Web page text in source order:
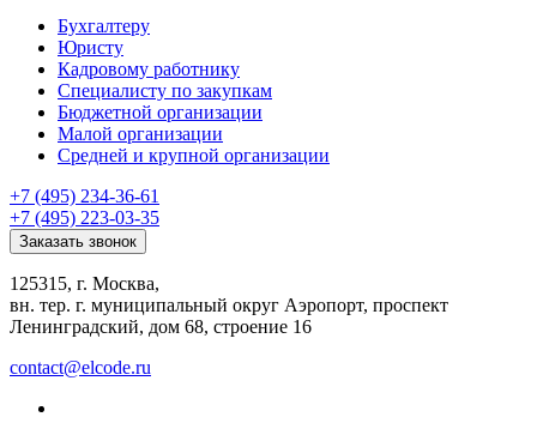
Бухгалтеру
Юристу
Кадровому работнику
Специалисту по закупкам
Бюджетной организации
Малой организации
Средней и крупной организации
+7 (495) 234-36-61
+7 (495) 223-03-35
Заказать звонок
125315, г. Москва,
вн. тер. г. муниципальный округ Аэропорт, проспект
Ленинградский, дом 68, строение 16
contact@elcode.ru